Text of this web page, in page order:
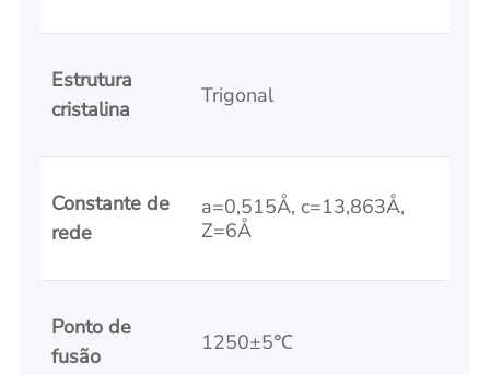
Estrutura
cristalina
Trigonal
Constante de
rede
a=0,515Å, c=13,863Å,
Z=6Å
Ponto de
fusão
1250±5℃